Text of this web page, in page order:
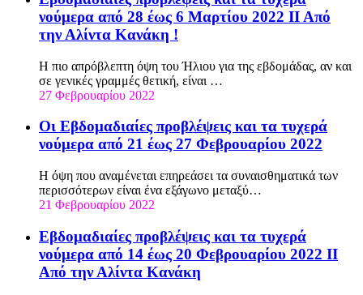
νούμερα από 28 έως 6 Μαρτίου 2022 ΙΙ Από
την Αλίντα Κανάκη !
Η πιο απρόβλεπτη όψη του Ήλιου για της εβδομάδας, αν και
σε γενικές γραμμές θετική, είναι …
27 Φεβρουαρίου 2022
Οι Εβδομαδιαίες προβλέψεις και τα τυχερά
νούμερα από 21 έως 27 Φεβρουαρίου 2022
Η όψη που αναμένεται επηρεάσει τα συναισθηματικά των
περισσότερων είναι ένα εξάγωνο μεταξύ…
21 Φεβρουαρίου 2022
Εβδομαδιαίες προβλέψεις και τα τυχερά
νούμερα από 14 έως 20 Φεβρουαρίου 2022 ΙΙ
Από την Αλίντα Κανάκη